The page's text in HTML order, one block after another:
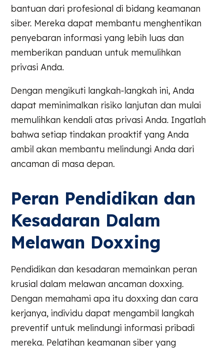
bantuan dari profesional di bidang keamanan
siber. Mereka dapat membantu menghentikan
penyebaran informasi yang lebih luas dan
memberikan panduan untuk memulihkan
privasi Anda.
Dengan mengikuti langkah-langkah ini, Anda
dapat meminimalkan risiko lanjutan dan mulai
memulihkan kendali atas privasi Anda. Ingatlah
bahwa setiap tindakan proaktif yang Anda
ambil akan membantu melindungi Anda dari
ancaman di masa depan.
Peran Pendidikan dan
Kesadaran Dalam
Melawan Doxxing
Pendidikan dan kesadaran memainkan peran
krusial dalam melawan ancaman doxxing.
Dengan memahami apa itu doxxing dan cara
kerjanya, individu dapat mengambil langkah
preventif untuk melindungi informasi pribadi
mereka. Pelatihan keamanan siber yang